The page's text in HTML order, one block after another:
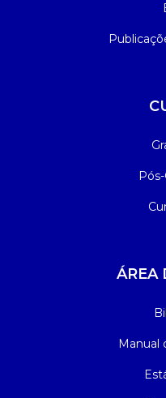
ÁREA
Manual